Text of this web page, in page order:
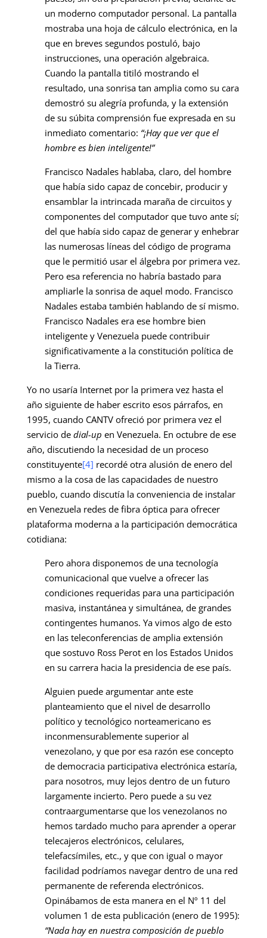
un moderno computador personal. La pantalla
mostraba una hoja de cálculo electrónica, en la
que en breves segundos postuló, bajo
instrucciones, una operación algebraica.
Cuando la pantalla titiló mostrando el
resultado, una sonrisa tan amplia como su cara
demostró su alegría profunda, y la extensión
de su súbita comprensión fue expresada en su
inmediato comentario: “¡Hay que ver que el
hombre es bien inteligente!”
Francisco Nadales hablaba, claro, del hombre
que había sido capaz de concebir, producir y
ensamblar la intrincada maraña de circuitos y
componentes del computador que tuvo ante sí;
del que había sido capaz de generar y enhebrar
las numerosas líneas del código de programa
que le permitió usar el álgebra por primera vez.
Pero esa referencia no habría bastado para
ampliarle la sonrisa de aquel modo. Francisco
Nadales estaba también hablando de sí mismo.
Francisco Nadales era ese hombre bien
inteligente y Venezuela puede contribuir
significativamente a la constitución política de
la Tierra.
Yo no usaría Internet por la primera vez hasta el
año siguiente de haber escrito esos párrafos, en
1995, cuando CANTV ofreció por primera vez el
servicio de dial-up en Venezuela. En octubre de ese
año, discutiendo la necesidad de un proceso
constituyente[4] recordé otra alusión de enero del
mismo a la cosa de las capacidades de nuestro
pueblo, cuando discutía la conveniencia de instalar
en Venezuela redes de fibra óptica para ofrecer
plataforma moderna a la participación democrática
cotidiana:
Pero ahora disponemos de una tecnología
comunicacional que vuelve a ofrecer las
condiciones requeridas para una participación
masiva, instantánea y simultánea, de grandes
contingentes humanos. Ya vimos algo de esto
en las teleconferencias de amplia extensión
que sostuvo Ross Perot en los Estados Unidos
en su carrera hacia la presidencia de ese país.
Alguien puede argumentar ante este
planteamiento que el nivel de desarrollo
político y tecnológico norteamericano es
inconmensurablemente superior al
venezolano, y que por esa razón ese concepto
de democracia participativa electrónica estaría,
para nosotros, muy lejos dentro de un futuro
largamente incierto. Pero puede a su vez
contraargumentarse que los venezolanos no
hemos tardado mucho para aprender a operar
telecajeros electrónicos, celulares,
telefacsímiles, etc., y que con igual o mayor
facilidad podríamos navegar dentro de una red
permanente de referenda electrónicos.
Opinábamos de esta manera en el Nº 11 del
volumen 1 de esta publicación (enero de 1995):
“Nada hay en nuestra composición de pueblo